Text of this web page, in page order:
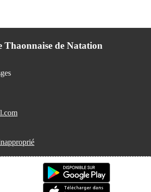
Thaonnaise de Natation